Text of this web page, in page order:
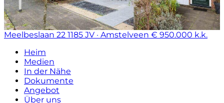
Meelbeslaan 22 1185 JV · Amstelveen € 950.000 k.k.
Heim
Medien
In der Nähe
Dokumente
Angebot
Über uns